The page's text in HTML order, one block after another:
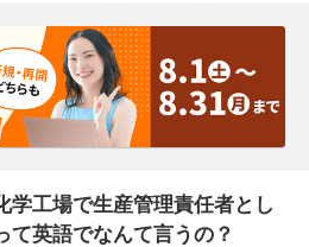
学工場で生産管理責任者とし
て英語でなんて言うの？